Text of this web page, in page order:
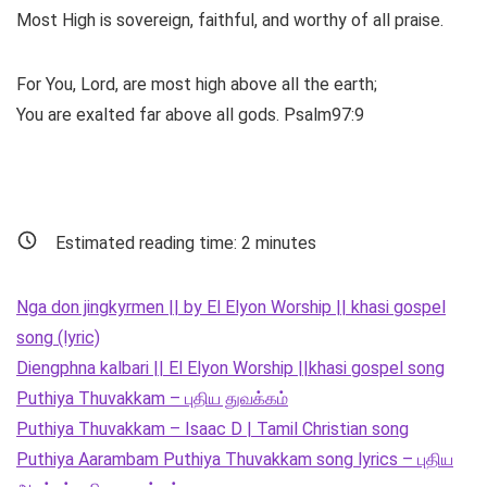
Most High is sovereign, faithful, and worthy of all praise.
For You, Lord, are most high above all the earth;
You are exalted far above all gods. Psalm97:9
Estimated reading time: 2 minutes
Nga don jingkyrmen || by El Elyon Worship || khasi gospel
song (lyric)
Diengphna kalbari || El Elyon Worship ||khasi gospel song
Puthiya Thuvakkam – புதிய துவக்கம்
Puthiya Thuvakkam – Isaac D | Tamil Christian song
Puthiya Aarambam Puthiya Thuvakkam song lyrics – புதிய